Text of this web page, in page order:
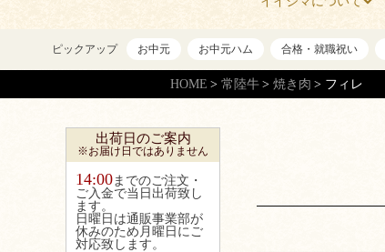
ピックアップ お中元 お中元ハム 合格・就職祝い
HOME 常陸牛 焼き肉 フィレ
出荷日のご案内
※お届け日ではありません
14:00までのご注文・
ご入金で当日出荷致し
ます。
日曜日は通販事業部が
休みのため月曜日にご
対応致します。